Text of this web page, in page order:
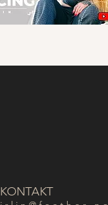
KONTAKT